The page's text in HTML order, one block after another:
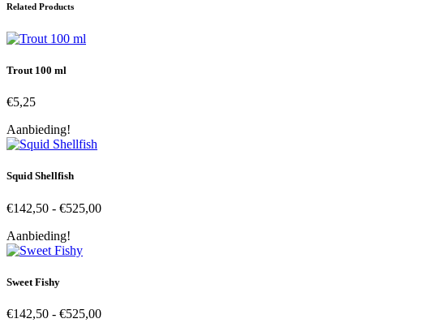
Related Products
Trout 100 ml
€5,25
Aanbieding!
Squid Shellfish
€142,50 - €525,00Prijsklasse:
Aanbieding!
Sweet Fishy
€142,50 - €525,00Prijsklasse: